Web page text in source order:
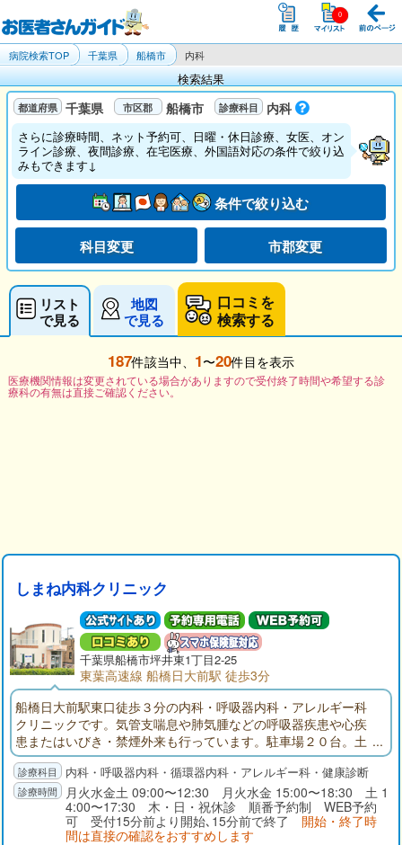
病院検索TOP 千葉県 船橋市 内科
検索結果
千葉県 船橋市 内科
さらに診療時間、ネット予約可、日曜・休日診療、女医、オン
ライン診療、夜間診療、在宅医療、外国語対応の条件で絞り込
みもできます↓
条件で絞り込む
科目変更 市郡変更
リスト
で見る
地図
で見る
口コミを
検索する
187件該当中、 1〜20件目を表示
医療機関情報は変更されている場合がありますので受付終了時間や希望する診
療科の有無は直接ご確認ください。
しまね内科クリニック
千葉県船橋市坪井東1丁目2-25
東葉高速線 船橋日大前駅 徒歩3分
船橋日大前駅東口徒歩３分の内科・呼吸器内科・アレルギー科
クリニックです。気管支喘息や肺気腫などの呼吸器疾患や心疾
患またはいびき・禁煙外来も行っています。駐車場２０台。土
曜診療も行っています。
内科・呼吸器内科・循環器内科・アレルギー科・健康診断
月火水金土 09:00〜12:30 月火水金 15:00〜18:30 土 1
4:00〜17:30 木・日・祝休診 順番予約制 WEB予約
可 受付15分前より開始､15分前で終了 開始・終了時
間は直接の確認をおすすめします